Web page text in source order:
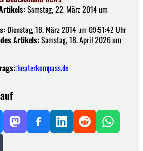
Samstag, 22. März 2014 um
Dienstag, 18. März 2014 um 09:51:42 Uhr
Artikels:Samstag, 18. April 2026 um
theaterkompass.de